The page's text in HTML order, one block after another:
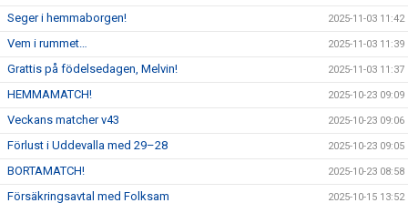
Seger i hemmaborgen! 2025-11-03 11:42
Vem i rummet… 2025-11-03 11:39
Grattis på födelsedagen, Melvin! 2025-11-03 11:37
HEMMAMATCH! 2025-10-23 09:09
Veckans matcher v43 2025-10-23 09:06
Förlust i Uddevalla med 29–28 2025-10-23 09:05
BORTAMATCH! 2025-10-23 08:58
Försäkringsavtal med Folksam 2025-10-15 13:52